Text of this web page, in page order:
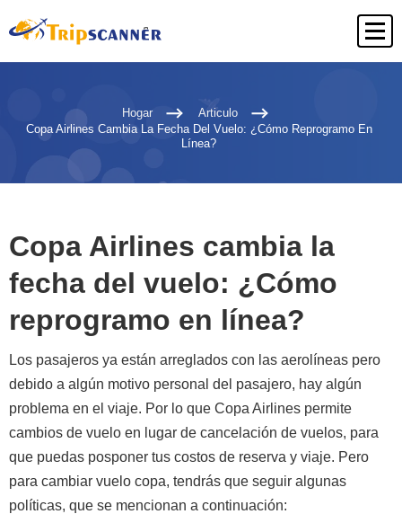
Hogar
Articulo
Copa Airlines Cambia La Fecha Del Vuelo: ¿Cómo Reprogramo En
Línea?
Copa Airlines cambia la
fecha del vuelo: ¿Cómo
reprogramo en línea?
Los pasajeros ya están arreglados con las aerolíneas pero
debido a algún motivo personal del pasajero, hay algún
problema en el viaje. Por lo que Copa Airlines permite
cambios de vuelo en lugar de cancelación de vuelos, para
que puedas posponer tus costos de reserva y viaje. Pero
para cambiar vuelo copa, tendrás que seguir algunas
políticas, que se mencionan a continuación: